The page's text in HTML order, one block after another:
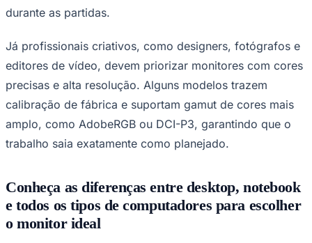
durante as partidas.
Já profissionais criativos, como designers, fotógrafos e
editores de vídeo, devem priorizar monitores com cores
precisas e alta resolução. Alguns modelos trazem
calibração de fábrica e suportam gamut de cores mais
amplo, como AdobeRGB ou DCI-P3, garantindo que o
trabalho saia exatamente como planejado.
Conheça as diferenças entre desktop, notebook
e todos os tipos de computadores para escolher
o monitor ideal